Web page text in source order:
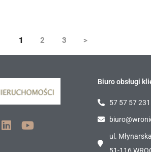
1 2 3 >
Biuro obsługi
57 57 57 231
ul.